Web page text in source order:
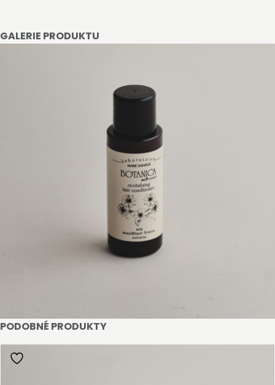
GALERIE PRODUKTU
PODOBNÉ PRODUKTY
STAŇTE SE KLIENTEM
Stát se klientem velkoobchodu Bohéme Collection
je jednoduché, stačí podnikat a mít platné IČO.
Kromě snadnějšího procesu objednávek můžete
získat slevy až do výše 25 % v závislosti na velikosti